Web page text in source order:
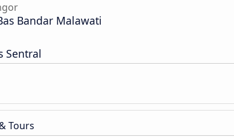
Bandar Malawati
Sentral
Tours